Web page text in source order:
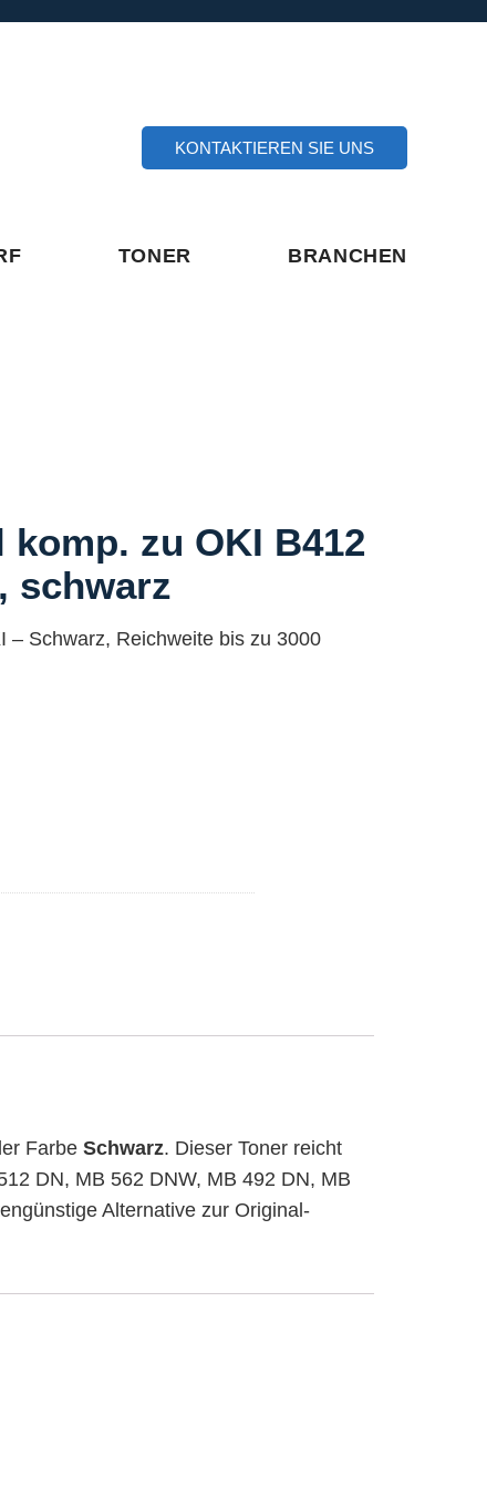
KONTAKTIEREN SIE UNS
TONER BRANCHEN
komp. zu OKI B412
schwarz
– Schwarz, Reichweite bis zu 3000
Farbe Schwarz. Dieser Toner reicht
DN, MB 562 DNW, MB 492 DN, MB
Alternative zur Original-